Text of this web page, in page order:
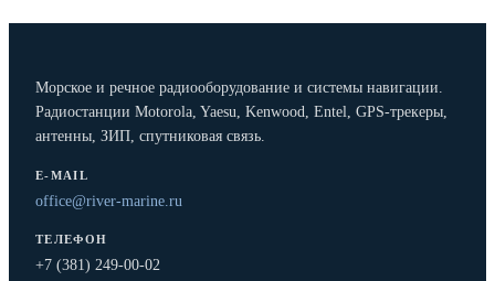
Морское и речное радиооборудование и системы навигации.
Радиостанции Motorola, Yaesu, Kenwood, Entel, GPS-трекеры,
антенны, ЗИП, спутниковая связь.
E-MAIL
office@river-marine.ru
ТЕЛЕФОН
+7 (381) 249-00-02